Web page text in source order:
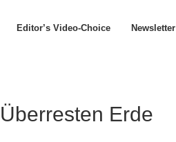
Editor’s Video-Choice Newsletter
Erde